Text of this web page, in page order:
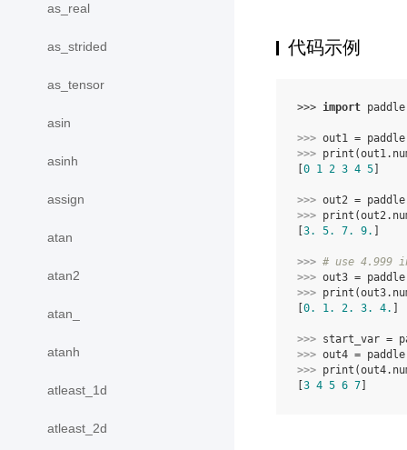
as_real
as_strided
as_tensor
asin
asinh
assign
atan
atan2
atan_
atanh
atleast_1d
atleast_2d
代码示例
>>> import paddle
>>> out1 = paddle
>>> print (out1.
0 1 2 3 4 5
>>> out2 = paddle
>>> print (out2.
3. 5. 7. 9.
>>> # use 4.999
>>> out3 = paddle
>>> print (out3.
0. 1. 2. 3. 4.
>>> start_var =
>>> out4 = paddle
>>> print (out4.
3 4 5 6 7